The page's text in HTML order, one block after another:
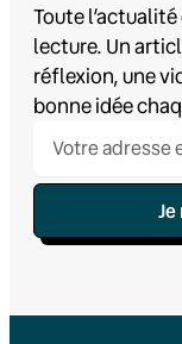
Toute
lecture. Un
réflexion, une
bonne idée
Je